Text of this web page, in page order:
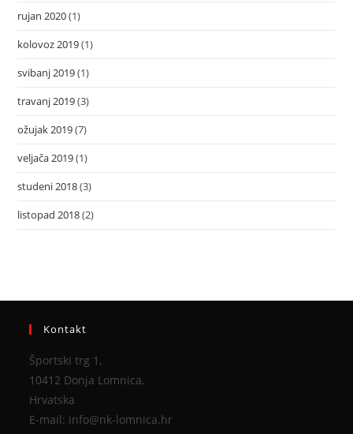
rujan 2020(1)
kolovoz 2019(1)
svibanj 2019(1)
travanj 2019(3)
ožujak 2019(7)
veljača 2019(1)
studeni 2018(3)
listopad 2018(2)
Kontakt
Športski trg 1,
10412 Donja Lomnica,
Hrvatska
E-mail: info@nk-lomnica.hr